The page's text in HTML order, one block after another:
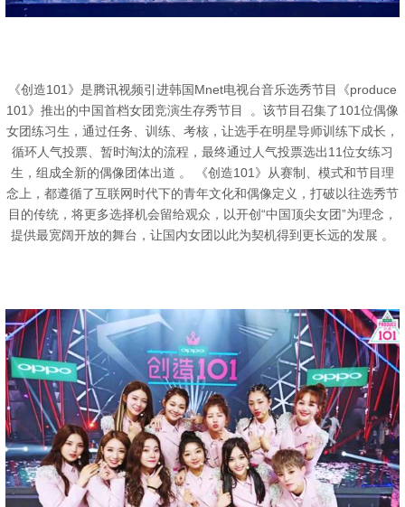
《创造101》是腾讯视频引进韩国Mnet电视台音乐选秀节目《produce
101》推出的中国首档女团竞演生存秀节目 。该节目召集了101位偶像
女团练习生，通过任务、训练、考核，让选手在明星导师训练下成长，
循环人气投票、暂时淘汰的流程，最终通过人气投票选出11位女练习
生，组成全新的偶像团体出道 。 《创造101》从赛制、模式和节目理
念上，都遵循了互联网时代下的青年文化和偶像定义，打破以往选秀节
目的传统，将更多选择机会留给观众，以开创“中国顶尖女团”为理念，
提供最宽阔开放的舞台，让国内女团以此为契机得到更长远的发展 。